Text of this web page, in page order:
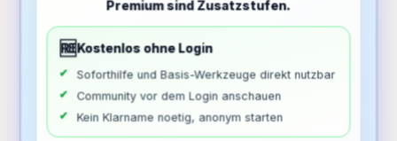
Premium sind Zusatzstufen.
🆓Kostenlos ohne Login
Soforthilfe und Basis-Werkzeuge direkt nutzbar
Community vor dem Login anschauen
Kein Klarname noetig, anonym starten